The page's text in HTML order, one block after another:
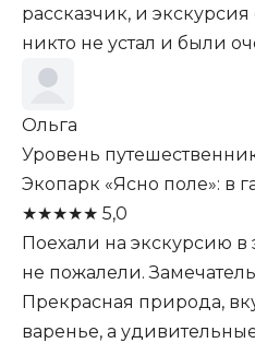
рассказчик, и экскурсия
никто не устал и были
Ольга
Уровень
Экопарк «Ясно поле»: в
★★★★★ 5,0
Поехали на экскурсию в
не пожалели.
Прекрасная природа,
варенье, а